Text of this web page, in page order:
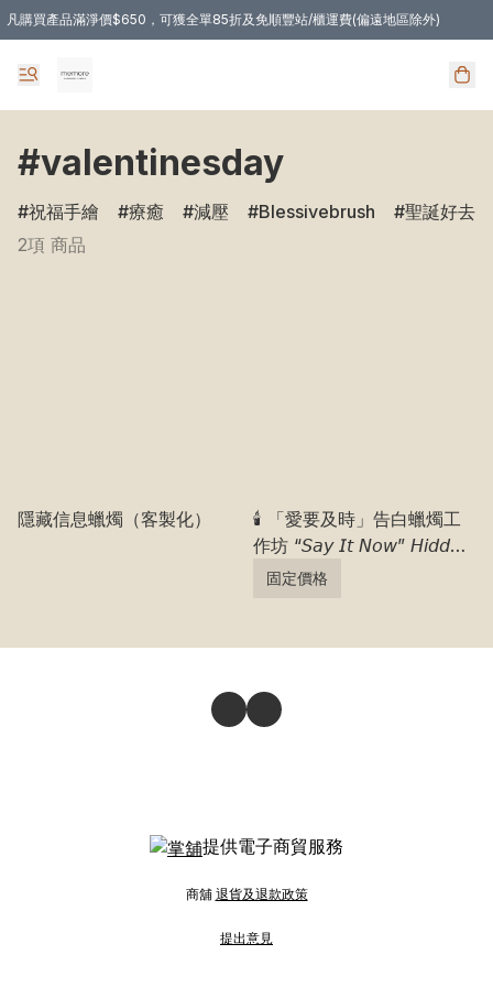
凡購買產品滿淨價$650，可獲全單85折及免順豐站/櫃運費(偏遠地區除外)
#valentinesday
祝福手繪 療癒 減壓 Blessivebrush
聖誕好去處
2項 商品
隱藏信息蠟燭（客製化）
🕯️ 「愛要及時」告白蠟燭工
作坊 “𝘚𝘢𝘺 𝘐𝘵 𝘕𝘰𝘸” 𝘏𝘪𝘥𝘥𝘦𝘯
𝘔𝘦𝘴𝘴𝘢𝘨𝘦 𝘊𝘢𝘯𝘥𝘭𝘦
固定價格
提供電子商貿服務
商舖 退貨及退款政策
提出意見